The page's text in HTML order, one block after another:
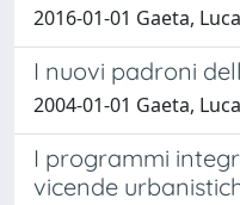
2016-01-01 Gaeta,
I nuovi padroni
2004-01-01 Gaeta, Luca
I programmi
vicende